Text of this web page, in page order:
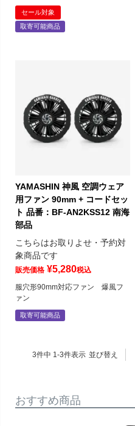
セール対象
取寄可能商品
YAMASHIN 神風 空調ウェア
用ファン 90mm + コードセッ
ト 品番：BF-AN2KSS12 南海
部品
こちらはお取りよせ・予約対
象商品です
販売価格 ¥5,280税込
服穴形90mm対応ファン 爆風フ
ァン
取寄可能商品
並び替え
3件中 1-3件表示
おすすめ商品